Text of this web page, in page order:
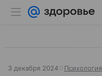
3 декабря 2024 Психология